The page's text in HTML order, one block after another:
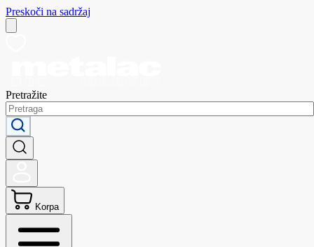
Preskoči na sadržaj
Pretražite
Korpa